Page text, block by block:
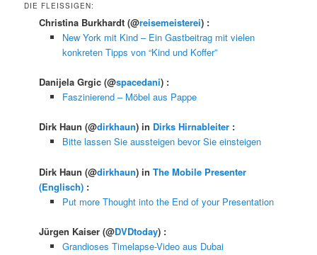
DIE FLEISSIGEN:
Christina Burkhardt(@reisemeisterei) :
New York mit Kind – Ein Gastbeitrag mit vielen
konkreten Tipps von “Kind und Koffer”
Danijela Grgic(@spacedani) :
Faszinierend – Möbel aus Pappe
Dirk Haun(@dirkhaun) in Dirks Hirnableiter :
Bitte lassen Sie aussteigen bevor Sie einsteigen
Dirk Haun(@dirkhaun) inThe Mobile Presenter
(Englisch) :
Put more Thought into the End of your Presentation
Jürgen Kaiser(@DVDtoday) :
Grandioses Timelapse-Video aus Dubai